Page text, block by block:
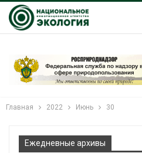
Главная 2022 Июнь 30
Ежедневные архивы